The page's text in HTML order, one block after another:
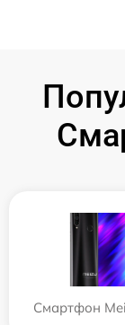
Смартфон